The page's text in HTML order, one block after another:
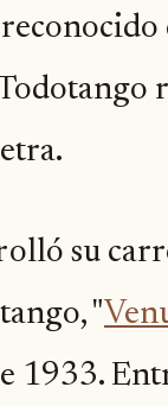
reconocido
su
"
1933.